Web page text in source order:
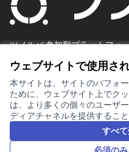
ウェブサイトで使用さ
本サイトは、サイトのパフォ
ために、ウェブサイト上でク
は、より多くの個々のユーザ
ディアチャネルを提供すること
すべ
ツノルバ 参加型プラットフォ
ょう。
一緒に参加し、決定しましょう
Decidim
ホーム
ワークショップ・会議